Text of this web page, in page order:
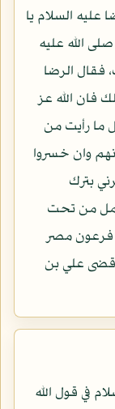
عليه السلام يا
الله عليه
فقال الرضا
فان الله عز
ما رأيت من
وان خسروا
بترك
من تحت
فرعون مصر
ضئيلا ( 26 ) إلى أن قضى علي بن
في قول الله